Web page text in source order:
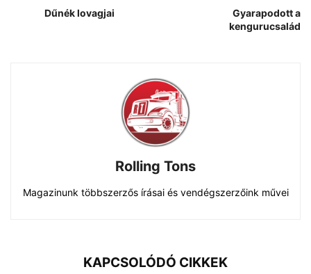
Dűnék lovagjai
Gyarapodott a
kengurucsalád
Rolling Tons
Magazinunk többszerzős írásai és vendégszerzőink művei
KAPCSOLÓDÓ CIKKEK